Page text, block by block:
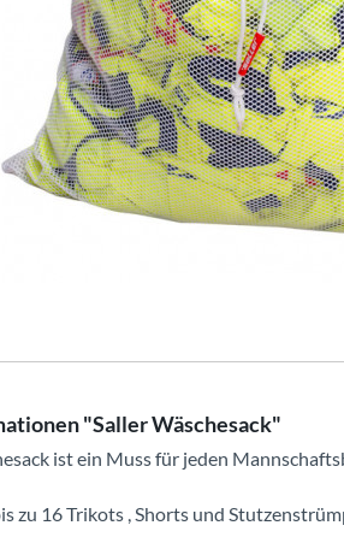
"Saller Wäschesack"
ist ein Muss für jeden
zu 16 Trikots , Shorts und